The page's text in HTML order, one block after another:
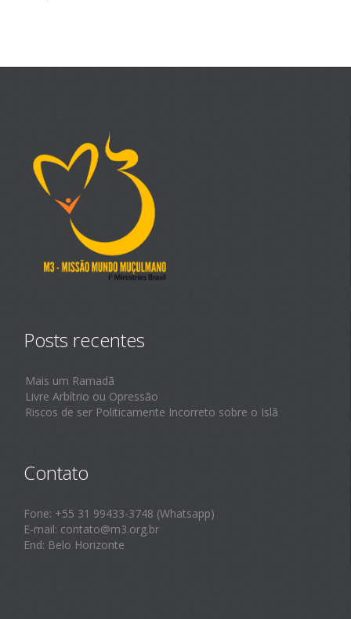
Posts recentes
Mais um Ramadã
Livre Arbítrio ou Opressão
Riscos de ser Politicamente Incorreto sobre o Islã
Contato
Fone: +55 31 99433-3748 (Whatsapp)
E-mail: contato@m3.org.br
End: Belo Horizonte